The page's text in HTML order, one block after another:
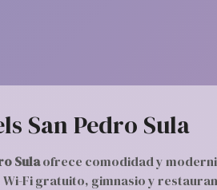
San Pedro Sula
Sulaofrece comodidad y
Fi gratuito, gimnasio y